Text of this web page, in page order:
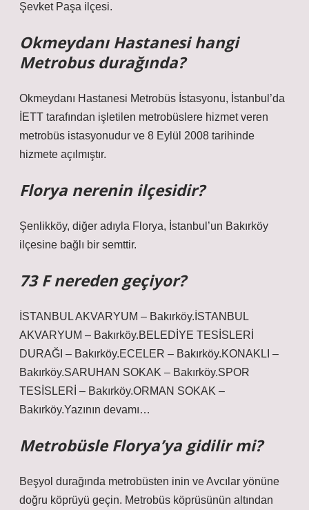
Şevket Paşa ilçesi.
Okmeydanı Hastanesi hangi
Metrobus durağında?
Okmeydanı Hastanesi Metrobüs İstasyonu, İstanbul’da
İETT tarafından işletilen metrobüslere hizmet veren
metrobüs istasyonudur ve 8 Eylül 2008 tarihinde
hizmete açılmıştır.
Florya nerenin ilçesidir?
Şenlikköy, diğer adıyla Florya, İstanbul’un Bakırköy
ilçesine bağlı bir semttir.
73 F nereden geçiyor?
İSTANBUL AKVARYUM – Bakırköy.İSTANBUL
AKVARYUM – Bakırköy.BELEDİYE TESİSLERİ
DURAĞI – Bakırköy.ECELER – Bakırköy.KONAKLI –
Bakırköy.SARUHAN SOKAK – Bakırköy.SPOR
TESİSLERİ – Bakırköy.ORMAN SOKAK –
Bakırköy.Yazının devamı…
Metrobüsle Florya’ya gidilir mi?
Beşyol durağında metrobüsten inin ve Avcılar yönüne
doğru köprüyü geçin. Metrobüs köprüsünün altından